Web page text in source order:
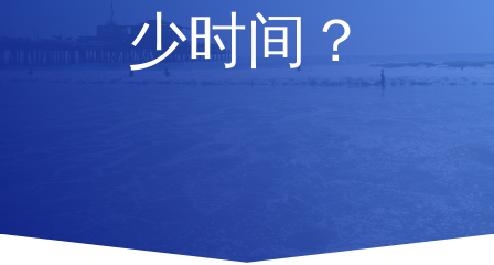
少时间？